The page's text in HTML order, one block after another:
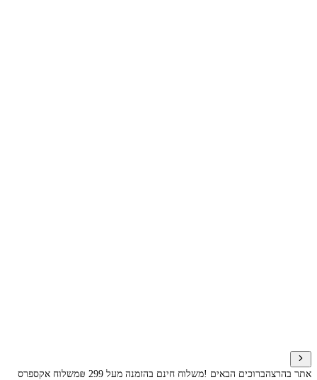
אתר בהרצהברוכים הבאים !משלוח חינם בהזמנה מעל 299 ₪
משלוח אקספרס